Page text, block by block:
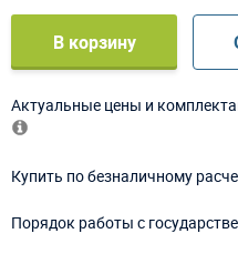
В корзину
Актуальные цены и
Купить по безналичному
Порядок работы с